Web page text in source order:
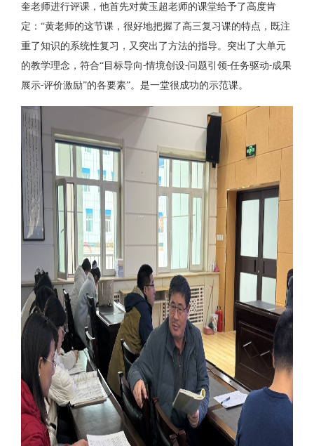
奎老师进行评课，他首先对黄玉超老师的课堂给予了高度肯
定： “黄老师的这节课，很好地把握了高三复习课的特点，既注
重了知识的系统性复习，又突出了方法的指导。突出了大单元
的教学理念，符合“目标导向-情境创设-问题引领-任务驱动-成果
展示-评价激励”的各要素”。是一堂很成功的示范课。